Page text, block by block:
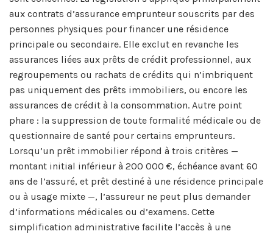
aux contrats d’assurance emprunteur souscrits par des
personnes physiques pour financer une résidence
principale ou secondaire. Elle exclut en revanche les
assurances liées aux prêts de crédit professionnel, aux
regroupements ou rachats de crédits qui n’imbriquent
pas uniquement des prêts immobiliers, ou encore les
assurances de crédit à la consommation. Autre point
phare : la suppression de toute formalité médicale ou de
questionnaire de santé pour certains emprunteurs.
Lorsqu’un prêt immobilier répond à trois critères —
montant initial inférieur à 200 000 €, échéance avant 60
ans de l’assuré, et prêt destiné à une résidence principale
ou à usage mixte —, l’assureur ne peut plus demander
d’informations médicales ou d’examens. Cette
simplification administrative facilite l’accès à une